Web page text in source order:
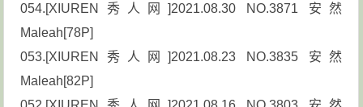
054.[XIUREN秀人网]2021.08.30 NO.3871 安然
Maleah[78P]
053.[XIUREN秀人网]2021.08.23 NO.3835 安然
Maleah[82P]